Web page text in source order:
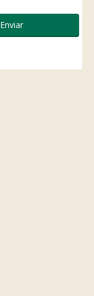
Enviar